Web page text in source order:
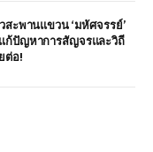
สะพานแขวน ‘มหัศจรรย์’
ก้ปัญหาการสัญจรและวิถี
ต่อ!